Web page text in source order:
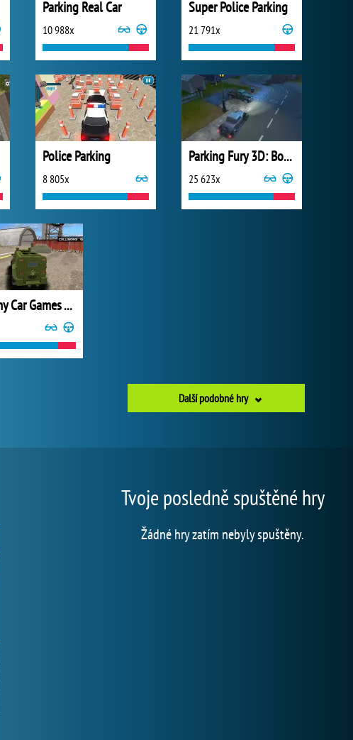
Parking Real Car
10 988x
Super Police Parking
21 791x
Police Parking
8 805x
Parking Fury 3D: Bounty Hunter
25 623x
Us Army Car Games Truck Driving
Další podobné hry
Tvoje posledně spuštěné hry
Žádné hry zatím nebyly spuštěny.